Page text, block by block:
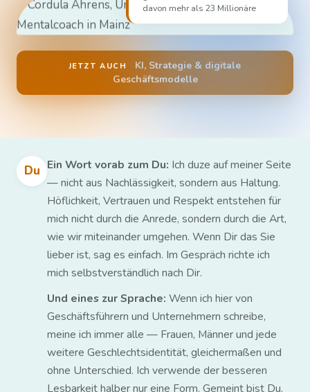
davon mehr als 23 Millionäre
JETZT AUCH
KI, Strategie & digitale
Geschäftsmodelle
Du Ein Wort vorab zum Du: Ich duze auf meiner Seite
— nicht aus Nachlässigkeit, sondern aus Haltung.
Höflichkeit, Vertrauen und Respekt entstehen für
mich nicht durch die Anrede, sondern durch die Art,
wie wir miteinander umgehen. Wenn Dir das Sie
lieber ist, sag es einfach. Im Gespräch richte ich
mich selbstverständlich nach Dir.
Und eines zur Sprache: Wenn ich hier von
Geschäftsführern und Unternehmern schreibe,
meine ich immer alle — Frauen, Männer und jede
weitere Geschlechtsidentität, gleichermaßen und
ohne Unterschied. Ich verwende der besseren
Lesbarkeit halber nur eine Form. Gemeint bist Du,